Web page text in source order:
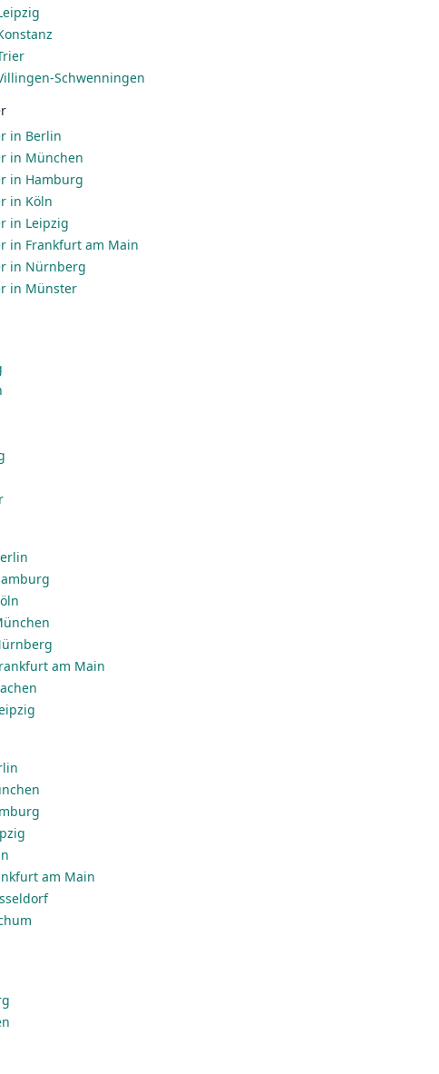
Schwenningen
in Berlin
in München
in Hamburg
in Köln
in Leipzig
in Frankfurt am Main
in Nürnberg
in Münster
am Main
am Main